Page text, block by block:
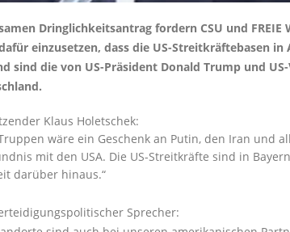
Dringlichkeitsantrag fordern CSU und
einzusetzen, dass die US-Streitkräftebasen
sind die von US-Präsident Donald Trump und
Klaus Holetschek:
wäre ein Geschenk an Putin, den Iran und
mit den USA. Die US-Streitkräfte sind in
darüber hinaus.“
Sprecher: